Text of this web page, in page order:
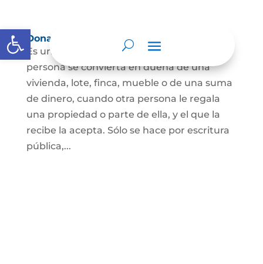
Abrir barra de herramientas
Donación
Es uno de los contratos cuyo fin es que una
persona se convierta en dueña de una
vivienda, lote, finca, mueble o de una suma
de dinero, cuando otra persona le regala
una propiedad o parte de ella, y el que la
recibe la acepta. Sólo se hace por escritura
pública,...